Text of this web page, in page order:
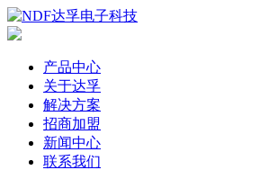
产品中心
关于达孚
解决方案
招商加盟
新闻中心
联系我们